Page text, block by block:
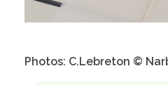
Photos: C.Lebreton ©